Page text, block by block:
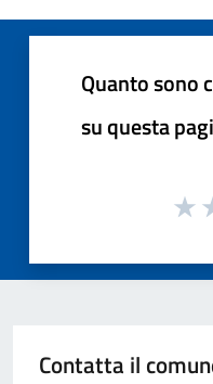
Quanto sono
su questa
Contatta il